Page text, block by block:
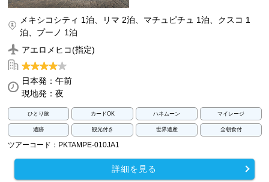
メキシコシティ 1泊、リマ 2泊、マチュピチュ 1泊、クスコ 1
泊、プーノ 1泊
アエロメヒコ(指定)
日本発：午前
現地発：夜
ひとり旅 カードOK ハネムーン マイレージ
遺跡 観光付き 世界遺産 全朝食付
ツアーコード：PKTAMPE-010JA1
詳細を見る